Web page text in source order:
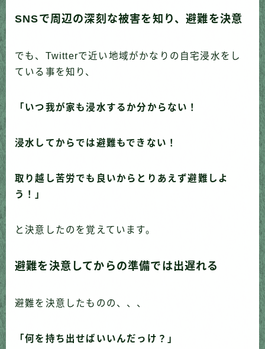
SNSで周辺の深刻な被害を知り、避難を決意
でも、Twitterで近い地域がかなりの自宅浸水をし
ている事を知り、
「いつ我が家も浸水するか分からない！
浸水してからでは避難もできない！
取り越し苦労でも良いからとりあえず避難しよ
う！」
と決意したのを覚えています。
避難を決意してからの準備では出遅れる
避難を決意したものの、、、
「何を持ち出せばいいんだっけ？」